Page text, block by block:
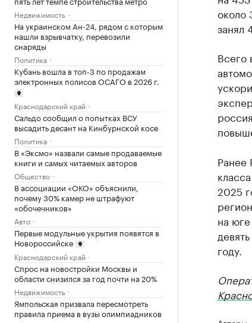
Недвижимость
На украинском Ан-24, рядом с которым
нашли взрывчатку, перевозили
снаряды
Политика
Кубань вошла в топ-3 по продажам
электронных полисов ОСАГО в 2026 г.
Краснодарский край
Сальдо сообщил о попытках ВСУ
высадить десант на Кинбурнской косе
Политика
В «Эксмо» назвали самые продаваемые
книги и самых читаемых авторов
Общество
В ассоциации «ОКО» объяснили,
почему 30% камер не штрафуют
«обочечников»
Авто
Первые модульные укрытия появятся в
Новороссийске
Краснодарский край
Спрос на новостройки Москвы и
области снизился за год почти на 20%
Недвижимость
Ямпольская призвала пересмотреть
правила приема в вузы олимпиадников
около
занял
Всего
Ранее
2025
на
году.